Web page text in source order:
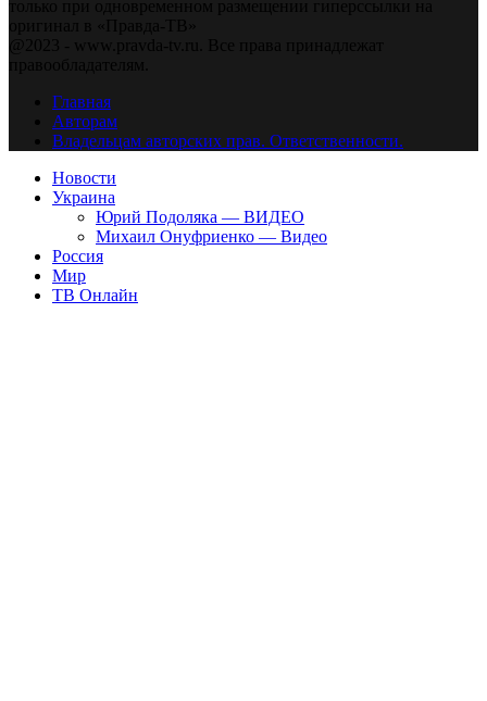
только при одновременном размещении гиперссылки на
оригинал в «Правда-ТВ»
@2023 - www.pravda-tv.ru. Все права принадлежат
правообладателям.
Главная
Авторам
Владельцам авторских прав. Ответственности.
Новости
Украина
Юрий Подоляка — ВИДЕО
Михаил Онуфриенко — Видео
Россия
Мир
ТВ Онлайн